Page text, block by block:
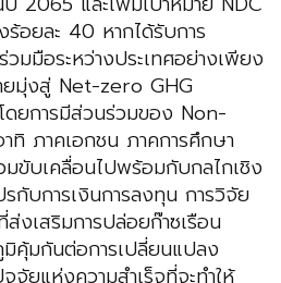
ร้อยละ 40 หากได้รับการ
มมือระหว่างประเทศอย่างเพียง
ยมุ่งสู่ Net-zero GHG
ดยการมีส่วนร่วมของ Non-
ภาคเอกชน ภาคการศึกษา
มขับเคลื่อนไปพร้อมกับกลไกเชิง
กับการเงินการลงทุน การวิจัย
ส่งเสริมการปล่อยก๊าซเรือน
มิคุ้มกันต่อการเปลี่ยนแปลง
ยแห่งความสำเร็จที่จะทำให้